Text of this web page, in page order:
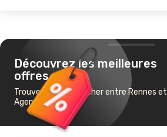
Découvrez les meilleures
offres
Trouvez un vol pas cher entre Rennes et
Agen